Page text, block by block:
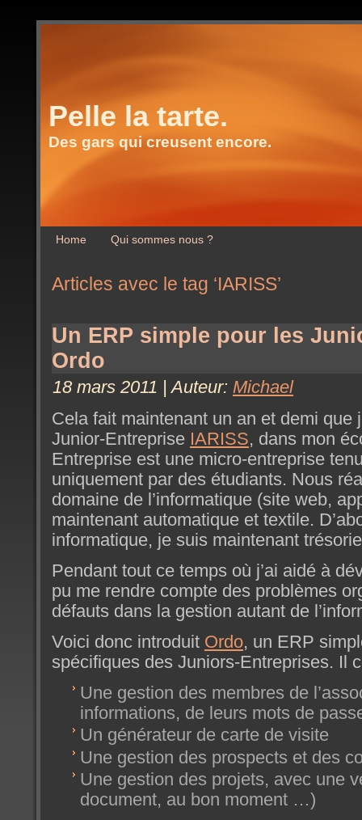
Pelle la tarte.
Des gars qui creusent encore.
Home Qui sommes nous ?
Articles avec le tag ‘IARISS’
Un ERP simple pour les
Ordo
18 mars 2011 | Auteur: Michael
Cela fait maintenant un an et demi que
Junior-Entreprise IARISS, dans mon
Entreprise est une micro-entreprise
uniquement par des étudiants. Nous
domaine de l’informatique (site web,
maintenant automatique et textile.
informatique, je suis maintenant
Pendant tout ce temps où j’ai aidé à
pu me rendre compte des problèmes
défauts dans la gestion autant de
Voici donc introduit Ordo, un ERP
spécifiques des Juniors-Entreprises. Il
Une gestion des membres de
informations, de leurs mots de
Un générateur de carte de visite
Une gestion des prospects et des
Une gestion des projets, avec une
document, au bon moment …)